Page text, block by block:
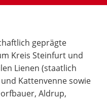
geprägte
Kreis Steinfurt und
Lienen (staatlich
Kattenvenne sowie
Aldrup,